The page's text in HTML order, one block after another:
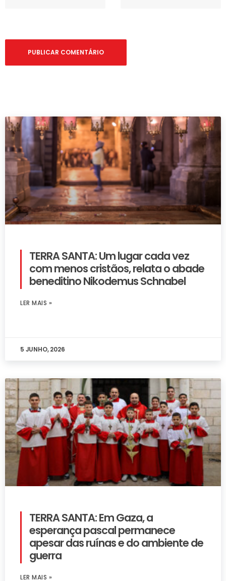
TERRA SANTA: Um lugar cada vez
com menos cristãos, relata o abade
beneditino Nikodemus Schnabel
LER MAIS »
5 JUNHO, 2026
TERRA SANTA: Em Gaza, a
esperança pascal permanece
apesar das ruínas e do ambiente de
guerra
LER MAIS »